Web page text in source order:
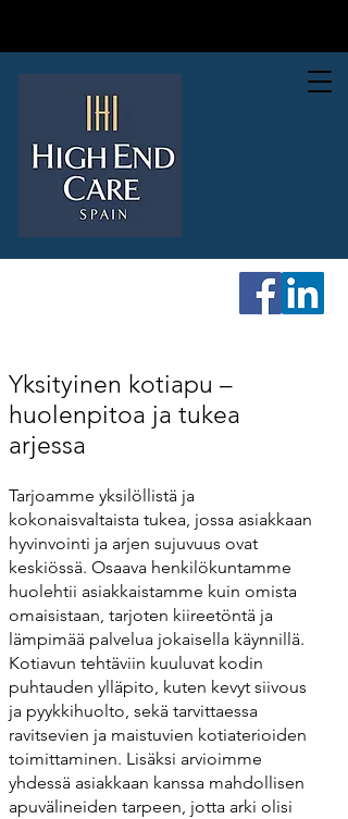
Yksityinen kotiapu –
huolenpitoa ja tukea
arjessa
Tarjoamme yksilöllistä ja
kokonaisvaltaista tukea, jossa asiakkaan
hyvinvointi ja arjen sujuvuus ovat
keskiössä. Osaava henkilökuntamme
huolehtii asiakkaistamme kuin omista
omaisistaan, tarjoten kiireetöntä ja
lämpimää palvelua jokaisella käynnillä.
Kotiavun tehtäviin kuuluvat kodin
puhtauden ylläpito, kuten kevyt siivous
ja pyykkihuolto, sekä tarvittaessa
ravitsevien ja maistuvien kotiaterioiden
toimittaminen. Lisäksi arvioimme
yhdessä asiakkaan kanssa mahdollisen
apuvälineiden tarpeen, jotta arki olisi